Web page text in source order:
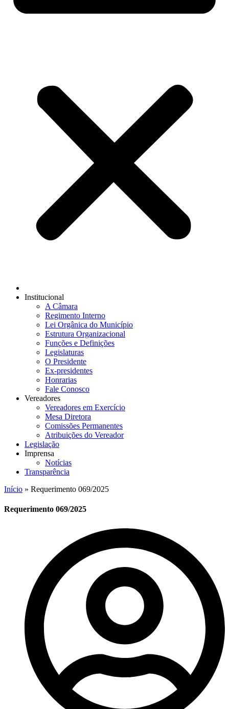
Institucional
A Câmara
Regimento Interno
Lei Orgânica do Município
Estrutura Organizacional
Funções e Definições
Legislaturas
O Presidente
Ex-presidentes
Honrarias
Fale Conosco
Vereadores
Vereadores em Exercício
Mesa Diretora
Comissões Permanentes
Atribuições do Vereador
Legislação
Imprensa
Notícias
Transparência
Início » Requerimento 069/2025
Requerimento 069/2025